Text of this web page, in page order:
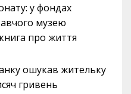
у фондах
музею
про життя
ошукав жительку
гривень